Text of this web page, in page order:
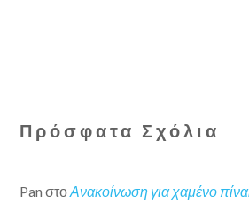
Πρόσφατα Σχόλια
Pan στοΑνακοίνωση για χαμένο